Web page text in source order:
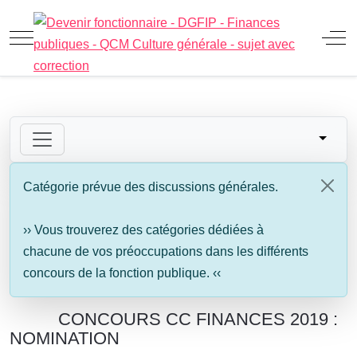
Mobile Menu Toggle Off-
Catégorie prévue des discussions générales.
›› Vous trouverez des catégories dédiées à
chacune de vos préoccupations dans les différents
concours de la fonction publique. ‹‹
CONCOURS CC FINANCES 2019 :
NOMINATION